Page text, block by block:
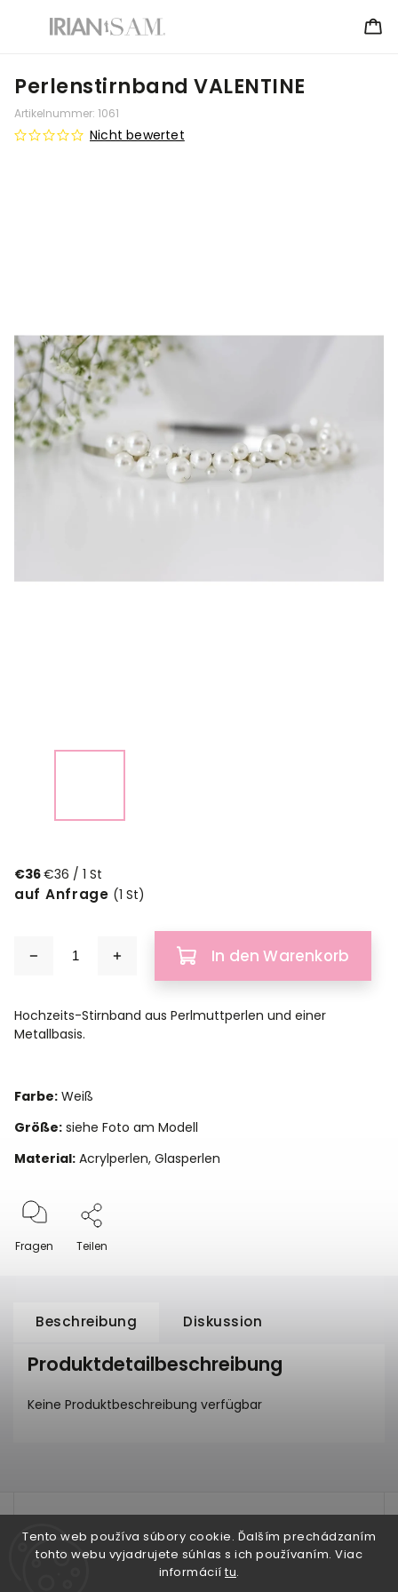
Tento web používa súbory cookie. Ďalším prechádzaním
tohto webu vyjadrujete súhlas s ich používaním. Viac
informácií tu.
Perlenstirnband VALENTINE
Artikelnummer: 1061
Nicht bewertet
€36€36 / 1 St
auf Anfrage (1 St)
In den Warenkorb
Hochzeits-Stirnband aus Perlmuttperlen und einer
Metallbasis.
Farbe: Weiß
Größe: siehe Foto am Modell
Material: Acrylperlen, Glasperlen
Fragen Teilen
Beschreibung Diskussion
Produktdetailbeschreibung
Keine Produktbeschreibung verfügbar
test